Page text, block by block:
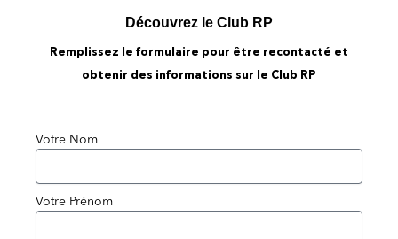
Découvrez le Club RP
Remplissez le formulaire pour être recontacté et
obtenir des informations sur le Club RP
Votre Nom
Votre Prénom